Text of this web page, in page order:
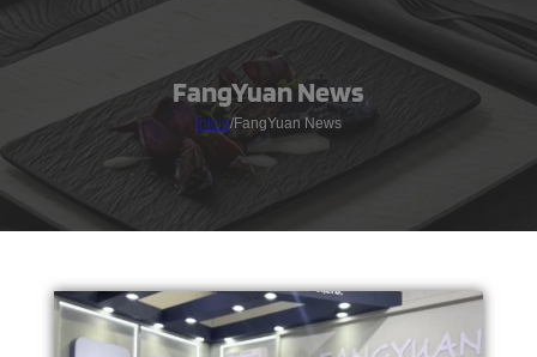
FangYuan News
Inicio/FangYuan News